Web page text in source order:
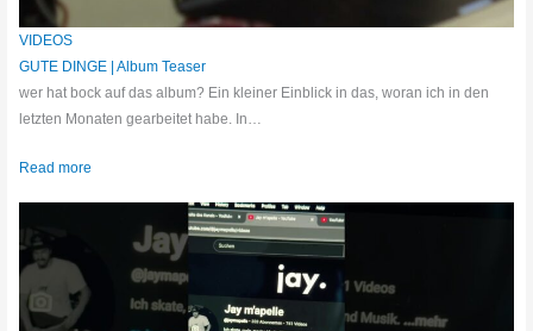
VIDEOS
GUTE DINGE | Album Teaser
wer hat bock auf das album? Ein kleiner Einblick in das, woran ich in den
letzten Monaten gearbeitet habe. In…
Read more